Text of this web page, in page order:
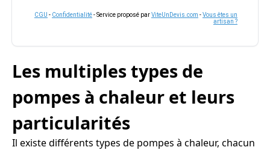
CGU - Confidentialité- Service proposé parViteUnDevis.com -Vous êtes un
artisan ?
Les multiples types de
pompes à chaleur et leurs
particularités
Il existe différents types de pompes à chaleur, chacun